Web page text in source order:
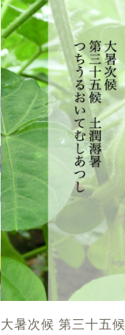
大暑次候 第三十五候